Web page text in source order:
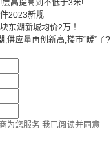
高提高到不低于3米!
2023新规
东湖新城均价2万 ！
供应量再创新高,楼市“暖”了?
为您服务 我已阅读并同意